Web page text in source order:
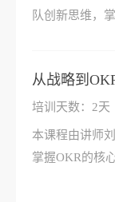
队创新思维，
从战略到
培训天数：2天
本课程由讲师
掌握OKR的核